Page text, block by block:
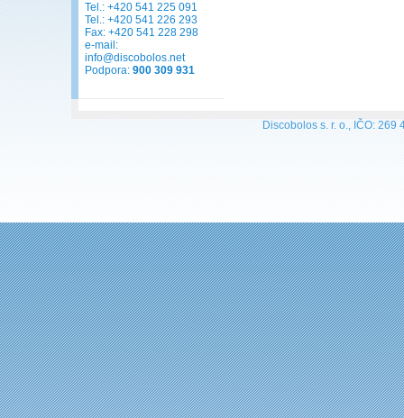
Tel.: +420 541 225 091
Tel.: +420 541 226 293
Fax: +420 541 228 298
e-mail:
info@discobolos.net
Podpora: 900 309 931
Discobolos s. r. o., IČO: